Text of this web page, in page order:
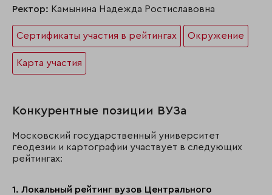
Ректор: Камынина Надежда Ростиславовна
Сертификаты участия в рейтингах Окружение
Карта участия
Конкурентные позиции ВУЗа
Московский государственный университет
геодезии и картографии участвует в следующих
рейтингах:
1. Локальный рейтинг вузов Центрального